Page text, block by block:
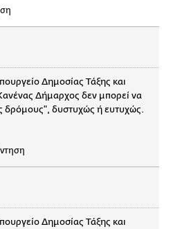
Δημοσίας Τάξης και
Δήμαρχος δεν μπορεί να
δρόμους", δυστυχώς ή ευτυχώς.
Δημοσίας Τάξης και